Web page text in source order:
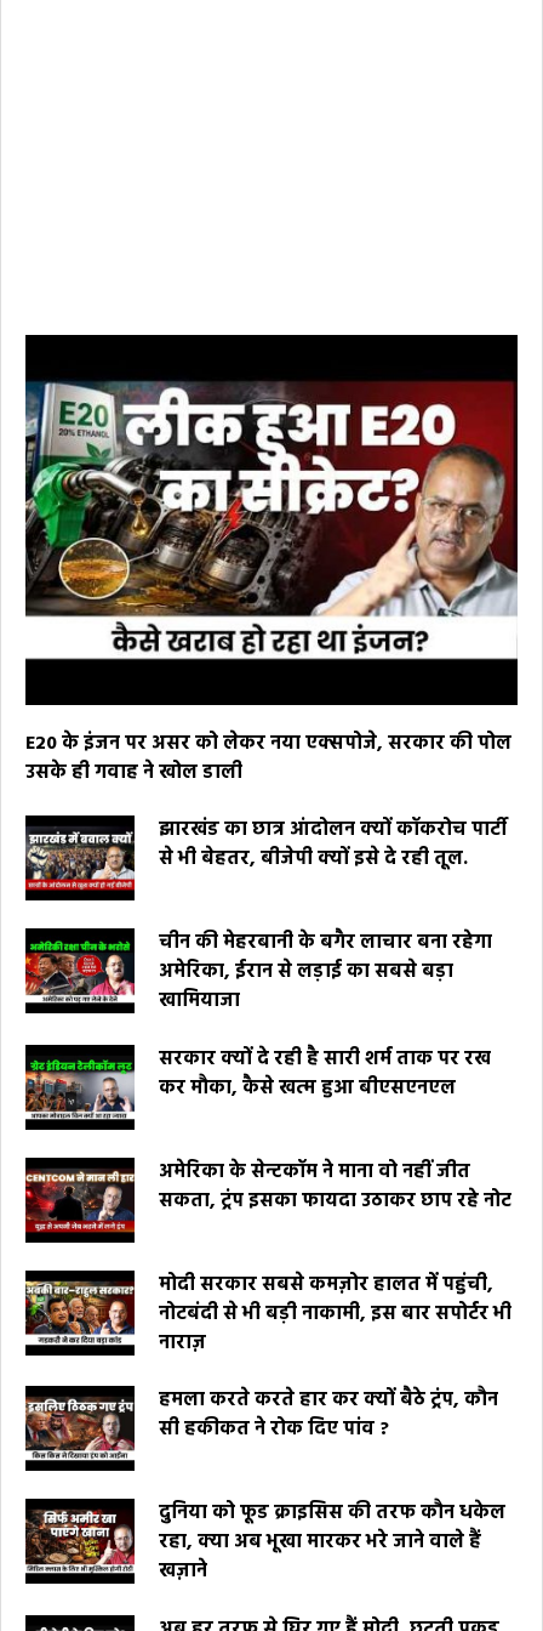
E20 के इंजन पर असर को लेकर नया एक्सपोजे, सरकार की पोल
उसके ही गवाह ने खोल डाली
झारखंड का छात्र आंदोलन क्यों कॉकरोच पार्टी
से भी बेहतर, बीजेपी क्यों इसे दे रही तूल.
चीन की मेहरबानी के बगैर लाचार बना रहेगा
अमेरिका, ईरान से लड़ाई का सबसे बड़ा
खामियाजा
सरकार क्यों दे रही है सारी शर्म ताक पर रख
कर मौका, कैसे खत्म हुआ बीएसएनएल
अमेरिका के सेन्टकॉम ने माना वो नहीं जीत
सकता, ट्रंप इसका फायदा उठाकर छाप रहे नोट
मोदी सरकार सबसे कमज़ोर हालत में पहुंची,
नोटबंदी से भी बड़ी नाकामी, इस बार सपोर्टर भी
नाराज़
हमला करते करते हार कर क्यों बैठे ट्रंप, कौन
सी हकीकत ने रोक दिए पांव ?
दुनिया को फूड क्राइसिस की तरफ कौन धकेल
रहा, क्या अब भूखा मारकर भरे जाने वाले हैं
खज़ाने